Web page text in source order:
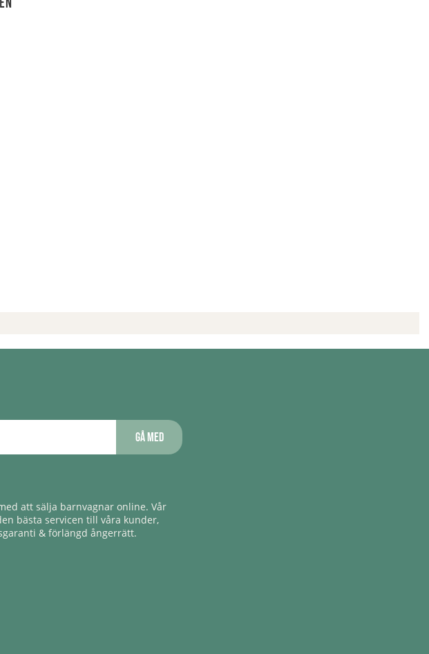
Gå med
att sälja barnvagnar online. Vår
bästa servicen till våra kunder,
& förlängd ångerrätt.